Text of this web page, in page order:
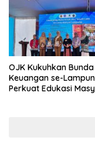
OJK Kukuhkan
Keuangan se-
Perkuat Edukasi